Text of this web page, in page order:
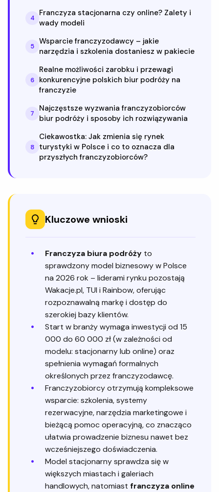
4
Franczyza stacjonarna czy online? Zalety i
wady modeli
5
Wsparcie franczyzodawcy – jakie
narzędzia i szkolenia dostaniesz w pakiecie
6
Realne możliwości zarobku i przewagi
konkurencyjne polskich biur podróży na
franczyzie
7
Najczęstsze wyzwania franczyzobiorców
biur podróży i sposoby ich rozwiązywania
8
Ciekawostka: Jak zmienia się rynek
turystyki w Polsce i co to oznacza dla
przyszłych franczyzobiorców?
Kluczowe wnioski
Franczyza biura podróży to
sprawdzony model biznesowy w Polsce
na 2026 rok – liderami rynku pozostają
Wakacje.pl, TUI i Rainbow, oferując
rozpoznawalną markę i dostęp do
szerokiej bazy klientów.
Start w branży wymaga inwestycji od 15
000 do 60 000 zł (w zależności od
modelu: stacjonarny lub online) oraz
spełnienia wymagań formalnych
określonych przez franczyzodawcę.
Franczyzobiorcy otrzymują kompleksowe
wsparcie: szkolenia, systemy
rezerwacyjne, narzędzia marketingowe i
bieżącą pomoc operacyjną, co znacząco
ułatwia prowadzenie biznesu nawet bez
wcześniejszego doświadczenia.
Model stacjonarny sprawdza się w
większych miastach i galeriach
handlowych, natomiast franczyza online